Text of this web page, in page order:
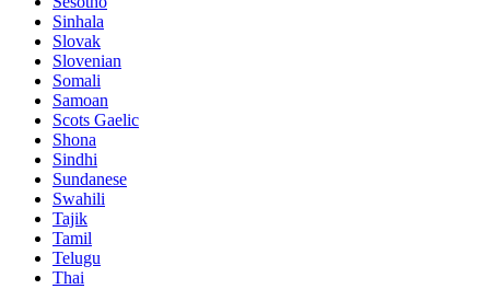
Sinhala
Slovak
Slovenian
Somali
Samoan
Scots Gaelic
Shona
Sindhi
Sundanese
Swahili
Tajik
Tamil
Telugu
Thai